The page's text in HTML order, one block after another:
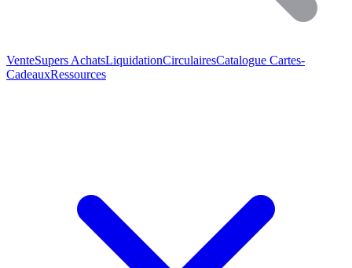
VenteSupers AchatsLiquidationCirculairesCatalogue Cartes-
CadeauxRessources